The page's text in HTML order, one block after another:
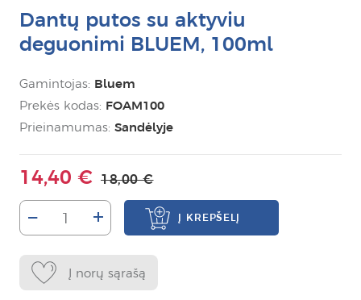
Dantų putos su aktyviu
deguonimi BLUEM, 100ml
Gamintojas: Bluem
Prekės kodas: FOAM100
Prieinamumas: Sandėlyje
14,40 € 18,00 €
– + Į KREPŠELĮ
Į norų sąrašą